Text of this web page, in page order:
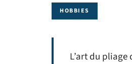
HOBBIES
L’art du